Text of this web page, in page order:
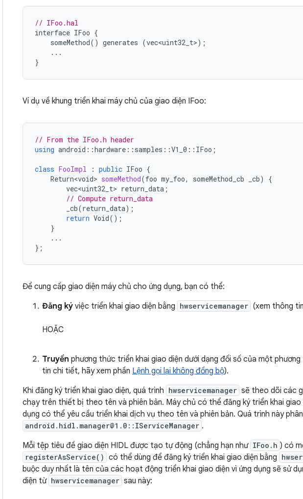
// IFoo.hal
interface IFoo {
someMethod() generates (vec<uint32_t>);
...
}
Ví dụ về khung triển khai máy chủ của giao diện IFoo:
// From the IFoo.h header
using android ::hardware :: samples ::V1_0 :: IFoo ;
class FooImpl : public IFoo {
Return<void> someMethod(foo my_foo, someMethod_cb _cb)
{
vec<uint32_t> return_data ;
// Compute return_data
_cb(return_data);
return Void();
}
...
};
Để cung cấp giao diện máy chủ cho ứng dụng, bạn có thể:
Đăng ký việc triển khai giao diện bằng hwservicemanager (xem thông
HOẶC
Truyền phương thức triển khai giao diện dưới dạng đối số của một
tin chi tiết, hãy xem phần Lệnh gọi lại không đồng bộ).
Khi đăng ký triển khai giao diện, quá trình hwservicemanager sẽ theo dõi các
chạy trên thiết bị theo tên và phiên bản. Máy chủ có thể đăng ký triển khai
dụng có thể yêu cầu triển khai dịch vụ theo tên và phiên bản. Quá trình này
android.hidl.manager@1.0::IServiceManager .
Mỗi tệp tiêu đề giao diện HIDL được tạo tự động (chẳng hạn như IFoo.h ) có
registerAsService() có thể dùng để đăng ký triển khai giao diện bằng
buộc duy nhất là tên của các hoạt động triển khai giao diện vì ứng dụng sẽ sử
diện từ hwservicemanager sau này: